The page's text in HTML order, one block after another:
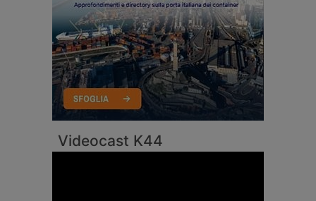
Videocast K44